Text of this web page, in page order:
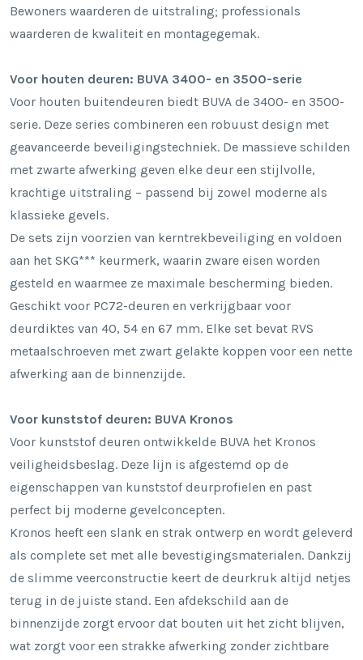
Bewoners waarderen de uitstraling; professionals
waarderen de kwaliteit en montagegemak.
Voor houten deuren: BUVA 3400- en 3500-serie
Voor houten buitendeuren biedt BUVA de 3400- en 3500-
serie. Deze series combineren een robuust design met
geavanceerde beveiligingstechniek. De massieve schilden
met zwarte afwerking geven elke deur een stijlvolle,
krachtige uitstraling – passend bij zowel moderne als
klassieke gevels.
De sets zijn voorzien van kerntrekbeveiliging en voldoen
aan het SKG*** keurmerk, waarin zware eisen worden
gesteld en waarmee ze maximale bescherming bieden.
Geschikt voor PC72-deuren en verkrijgbaar voor
deurdiktes van 40, 54 en 67 mm. Elke set bevat RVS
metaalschroeven met zwart gelakte koppen voor een nette
afwerking aan de binnenzijde.
Voor kunststof deuren: BUVA Kronos
Voor kunststof deuren ontwikkelde BUVA het Kronos
veiligheidsbeslag. Deze lijn is afgestemd op de
eigenschappen van kunststof deurprofielen en past
perfect bij moderne gevelconcepten.
Kronos heeft een slank en strak ontwerp en wordt geleverd
als complete set met alle bevestigingsmaterialen. Dankzij
de slimme veerconstructie keert de deurkruk altijd netjes
terug in de juiste stand. Een afdekschild aan de
binnenzijde zorgt ervoor dat bouten uit het zicht blijven,
wat zorgt voor een strakke afwerking zonder zichtbare